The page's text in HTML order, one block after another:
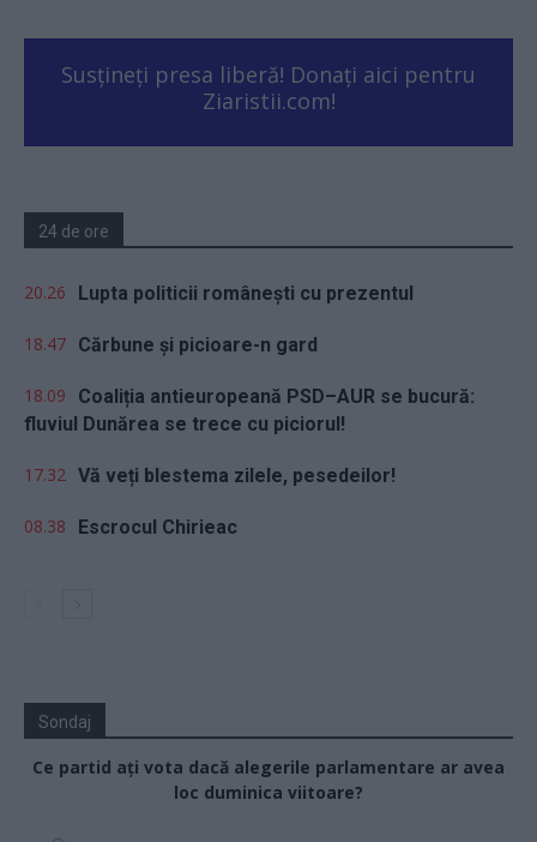
Susțineți presa liberă! Donați aici pentru
Ziaristii.com!
24 de ore
20.26 Lupta politicii românești cu prezentul
18.47 Cărbune și picioare-n gard
18.09
Coaliția antieuropeană PSD–AUR se bucură:
fluviul Dunărea se trece cu piciorul!
17.32 Vă veți blestema zilele, pesedeilor!
08.38 Escrocul Chirieac
Sondaj
Ce partid ați vota dacă alegerile parlamentare ar avea
loc duminica viitoare?